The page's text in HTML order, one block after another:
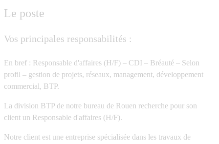
Le poste
Vos principales responsabilités :
En bref : Responsable d'affaires (H/F) – CDI – Bréauté – Selon
profil – gestion de projets, réseaux, management, développement
commercial, BTP.
La division BTP de notre bureau de Rouen recherche pour son
client un Responsable d'affaires (H/F).
Notre client est une entreprise spécialisée dans les travaux de